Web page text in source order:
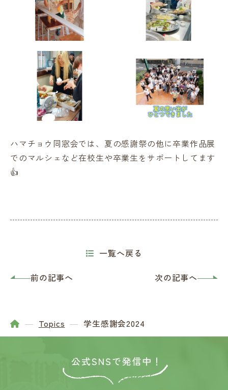
ハマチョウ同窓会では、夏の感謝祭の他に卒業作品展
でのマルシェなど在校生や卒業生をサポートしてます
👍
前の記事へ
一覧へ戻る
次の記事へ
Topics 学生感謝会2024